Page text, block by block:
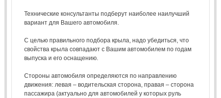
Технические консультанты подберут наиболее наилучший
вариант для Вашего автомобиля.
С целью правильного подбора крыла, надо убедиться, что
свойства крыла совпадают с Вашим автомобилем по годам
выпуска и его оснащению.
Стороны автомобиля определяются по направлению
движения: левая – водительская сторона, правая – сторона
пассажира (актуально для автомобилей у которых руль